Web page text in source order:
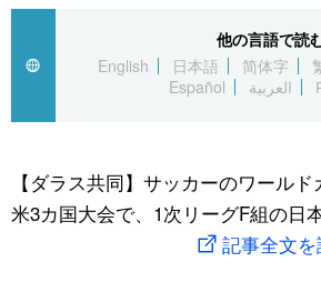
経済・ビジネス
国際
文化
トップ
アーカイブ
In-depth
Japan Data
動画/Live
スポーツ・東京2020
他の言語で読
English
日本語 简体字
Español
العربية
【ダラス共同】サッカーのワール
米3カ国大会で、1次リーグF組の日
記事全文を